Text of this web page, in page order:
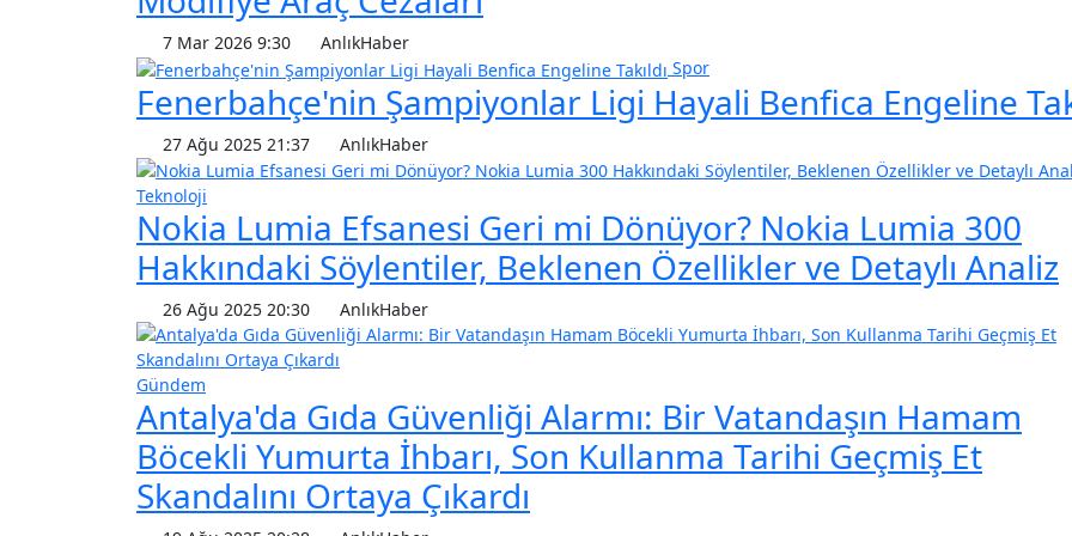
7 Mar 2026 9:30
AnlıkHaber
Spor
Fenerbahçe'nin Şampiyonlar Ligi Hayali Benfica Engeline
27 Ağu 2025 21:37 AnlıkHaber
Teknoloji
Nokia Lumia Efsanesi Geri mi Dönüyor? Nokia Lumia 300
Hakkındaki Söylentiler, Beklenen Özellikler ve Detaylı Analiz
26 Ağu 2025 20:30 AnlıkHaber
Gündem
Antalya'da Gıda Güvenliği Alarmı: Bir Vatandaşın Hamam
Böcekli Yumurta İhbarı, Son Kullanma Tarihi Geçmiş Et
Skandalını Ortaya Çıkardı